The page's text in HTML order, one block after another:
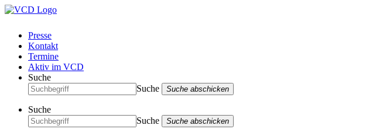
Presse
Kontakt
Termine
Aktiv im VCD
Suche
Suche
Suche abschicken
Suche
Suche
Suche abschicken